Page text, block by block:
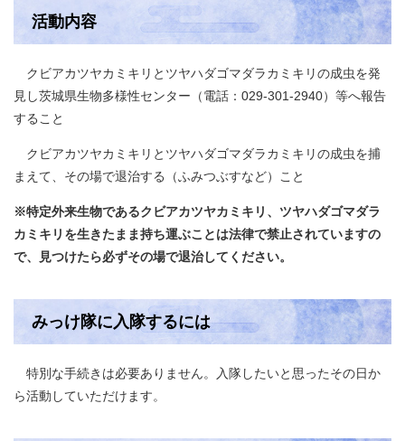
活動内容
クビアカツヤカミキリとツヤハダゴマダラカミキリの成虫を発
見し茨城県生物多様性センター（電話：029-301-2940）等へ報告
すること
クビアカツヤカミキリとツヤハダゴマダラカミキリの成虫を捕
まえて、その場で退治する（ふみつぶすなど）こと
※特定外来生物であるクビアカツヤカミキリ、ツヤハダゴマダラ
カミキリを生きたまま持ち運ぶことは法律で禁止されていますの
で、見つけたら必ずその場で退治してください。
みっけ隊に入隊するには
特別な手続きは必要ありません。入隊したいと思ったその日か
ら活動していただけます。